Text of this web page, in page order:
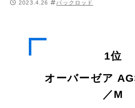
2023.4.26 パックロッド
1位
オーバーゼア
／M